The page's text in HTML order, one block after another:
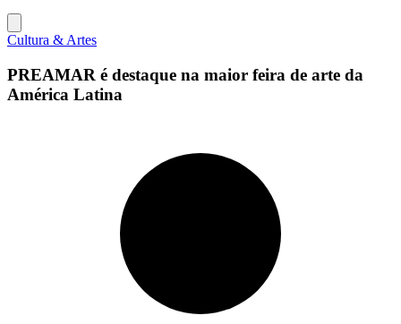
Cultura & Artes
PREAMAR é destaque na maior feira de arte da
América Latina